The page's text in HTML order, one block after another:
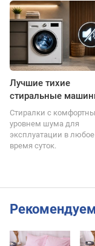
Лучшие тихие
стиральные
Стиралки с
уровнем шума для
эксплуатации в любое
время суток.